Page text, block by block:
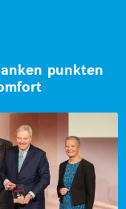
punkten